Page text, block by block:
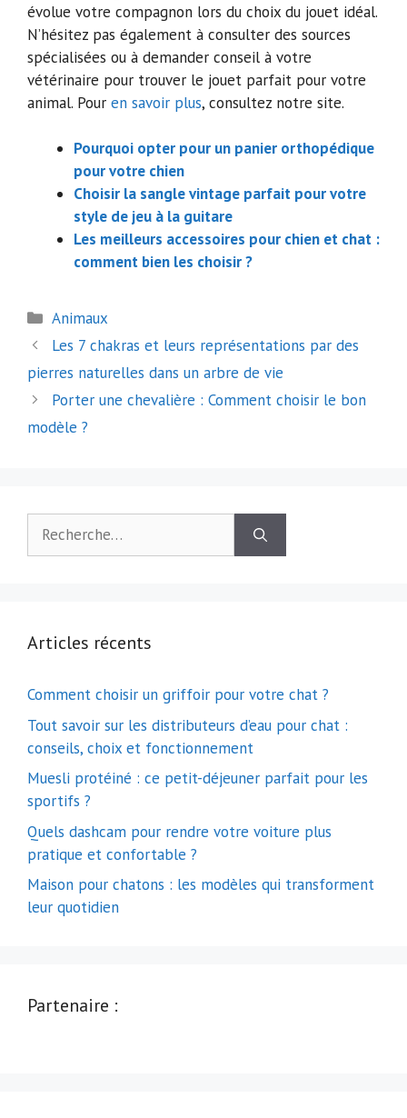
évolue votre compagnon lors du choix du jouet idéal.
N’hésitez pas également à consulter des sources
spécialisées ou à demander conseil à votre
vétérinaire pour trouver le jouet parfait pour votre
animal. Pour en savoir plus, consultez notre site.
Pourquoi opter pour un panier orthopédique
pour votre chien
Choisir la sangle vintage parfait pour votre
style de jeu à la guitare
Les meilleurs accessoires pour chien et chat :
comment bien les choisir ?
Catégories
Animaux
Navigation
des
articles
Les 7 chakras et leurs représentations par des
pierres naturelles dans un arbre de vie
Porter une chevalière : Comment choisir le bon
modèle ?
Articles récents
Comment choisir un griffoir pour votre chat ?
Tout savoir sur les distributeurs d’eau pour chat :
conseils, choix et fonctionnement
Muesli protéiné : ce petit-déjeuner parfait pour les
sportifs ?
Quels dashcam pour rendre votre voiture plus
pratique et confortable ?
Maison pour chatons : les modèles qui transforment
leur quotidien
Partenaire :